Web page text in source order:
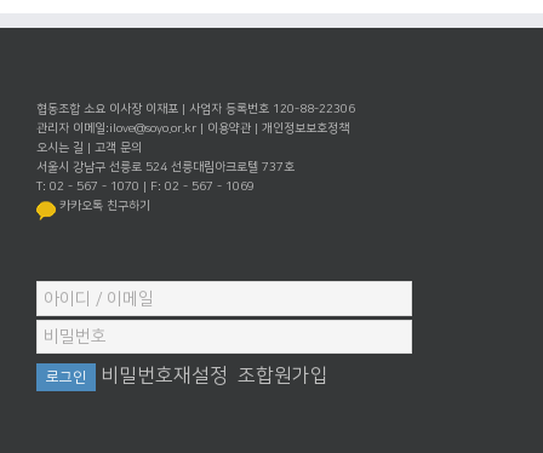
협동조합 소요 이사장 이재포 | 사업자 등록번호 120-88-22306
관리자 이메일:ilove@soyo.or.kr 이용약관
개인정보보호정책
오시는 길
고객 문의
서울시 강남구 선릉로 524 선릉대림아크로텔 737호
T: 02 - 567 - 1070 | F: 02 - 567 - 1069
카카오톡 친구하기
비밀번호재설정 조합원가입